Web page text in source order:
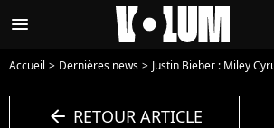
menu
Accueil Dernières news Justin Bieber : Miley
arrow_left RETOUR ARTICLE